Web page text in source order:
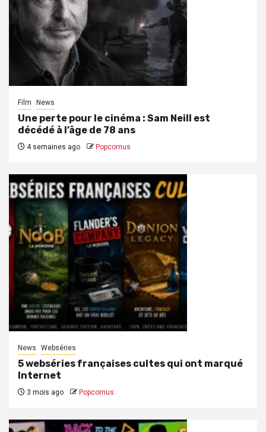
Film News
Une perte pour le cinéma : Sam Neill est
décédé à l’âge de 78 ans
4 semaines ago Popcornus
News Webséries
5 webséries françaises cultes qui ont marqué
Internet
3 mois ago Popcornus